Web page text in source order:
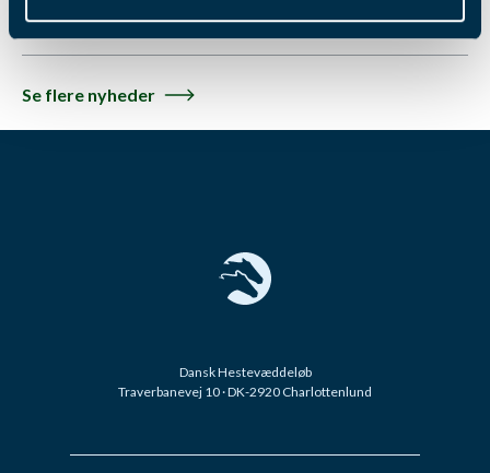
Se flere nyheder
Dansk Hestevæddeløb
Traverbanevej 10 · DK-2920 Charlottenlund